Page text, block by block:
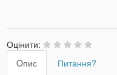
Оцінити:
Oпис
Питання?